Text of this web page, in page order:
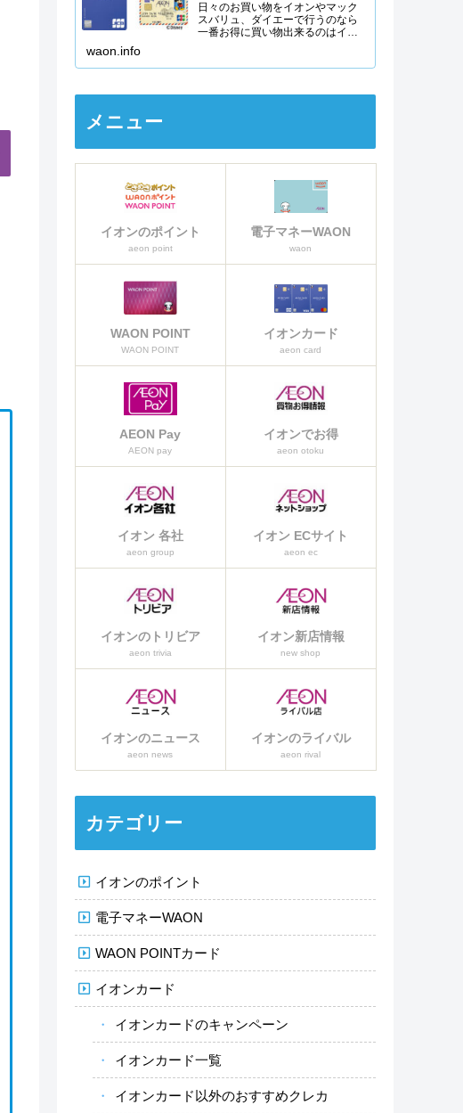
日々のお買い物をイオンやマック
スバリュ、ダイエーで行うのなら
一番お得に買い物出来るのはイオ
から、イオンカードセレクトがな
カードなのか詳しく説明をしてい
waon.info
メニュー
イオンのポイント
aeon point
電子マネーWAON
waon
WAON POINT
WAON POINT
イオンカード
aeon card
AEON Pay
AEON pay
イオンでお得
aeon otoku
イオン 各社
aeon group
イオン ECサイト
aeon ec
イオンのトリビア
aeon trivia
イオン新店情報
new shop
イオンのニュース
aeon news
イオンのライバル
aeon rival
カテゴリー
イオンのポイント
電子マネーWAON
WAON POINTカード
イオンカード
イオンカードのキャンペーン
イオンカード一覧
イオンカード以外のおすすめクレカ